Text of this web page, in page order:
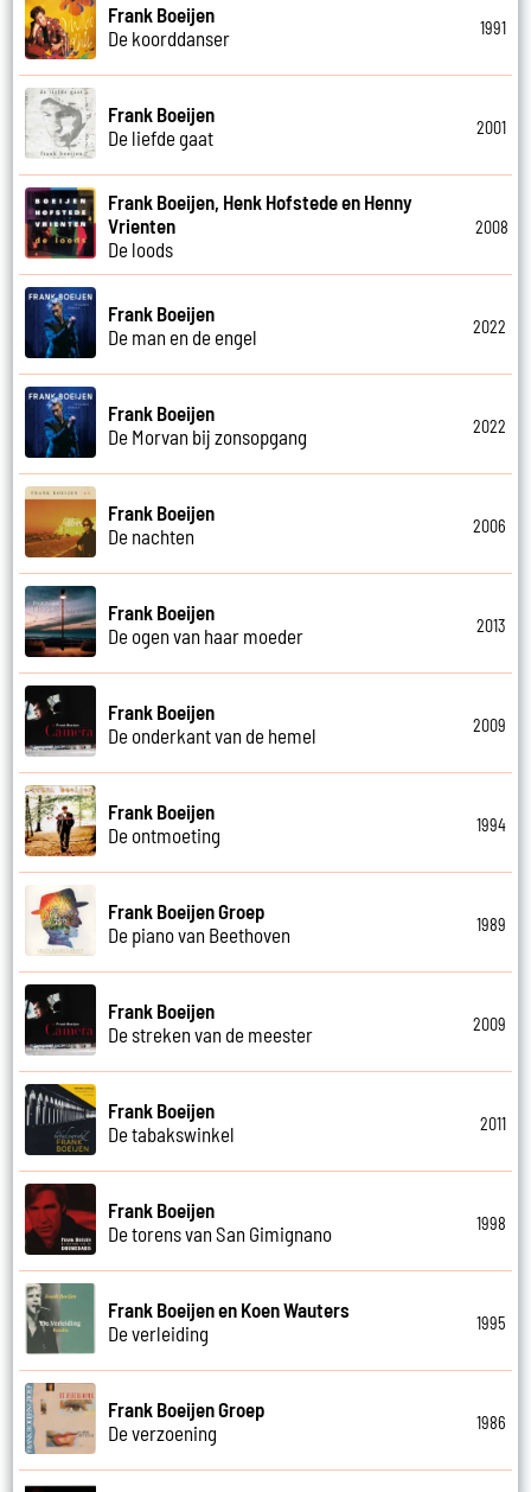
Frank Boeijen
De koorddanser
1991
Frank Boeijen
De liefde gaat
2001
Frank Boeijen, Henk Hofstede en Henny
Vrienten
De loods
2008
Frank Boeijen
De man en de engel
2022
Frank Boeijen
De Morvan bij zonsopgang
2022
Frank Boeijen
De nachten
2006
Frank Boeijen
De ogen van haar moeder
2013
Frank Boeijen
De onderkant van de hemel
2009
Frank Boeijen
De ontmoeting
1994
Frank Boeijen Groep
De piano van Beethoven
1989
Frank Boeijen
De streken van de meester
2009
Frank Boeijen
De tabakswinkel
2011
Frank Boeijen
De torens van San Gimignano
1998
Frank Boeijen en Koen Wauters
De verleiding
1995
Frank Boeijen Groep
De verzoening
1986